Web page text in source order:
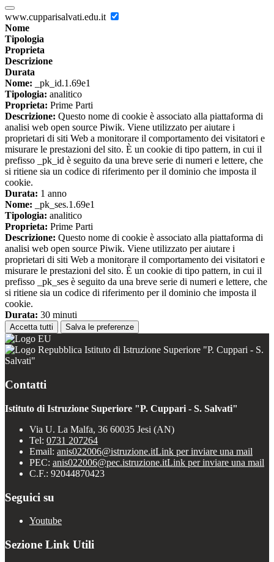
www.cupparisalvati.edu.it
Nome
Tipologia
Proprieta
Descrizione
Durata
Nome: _pk_id.1.69e1
Tipologia: analitico
Proprieta: Prime Parti
Descrizione: Questo nome di cookie è associato alla piattaforma di
analisi web open source Piwik. Viene utilizzato per aiutare i
proprietari di siti Web a monitorare il comportamento dei visitatori e
misurare le prestazioni del sito. È un cookie di tipo pattern, in cui il
prefisso _pk_id è seguito da una breve serie di numeri e lettere, che
si ritiene sia un codice di riferimento per il dominio che imposta il
cookie.
Durata: 1 anno
Nome: _pk_ses.1.69e1
Tipologia: analitico
Proprieta: Prime Parti
Descrizione: Questo nome di cookie è associato alla piattaforma di
analisi web open source Piwik. Viene utilizzato per aiutare i
proprietari di siti Web a monitorare il comportamento dei visitatori e
misurare le prestazioni del sito. È un cookie di tipo pattern, in cui il
prefisso _pk_ses è seguito da una breve serie di numeri e lettere, che
si ritiene sia un codice di riferimento per il dominio che imposta il
cookie.
Durata: 30 minuti
Accetta tutti Salva le preferenze
Istituto di Istruzione Superiore "P. Cuppari - S.
Salvati"
Contatti
Istituto di Istruzione Superiore "P. Cuppari - S. Salvati"
Via U. La Malfa, 36 60035 Jesi (AN)
Tel: 0731 207264
Email: anis022006@istruzione.itLink per inviare una mail
PEC: anis022006@pec.istruzione.itLink per inviare una mail
C.F.: 92044870423
Seguici su
Youtube
Sezione Link Utili